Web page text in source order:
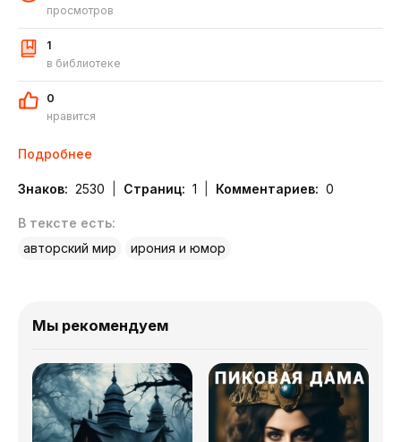
просмотров
1
в библиотеке
0
нравится
Подробнее
Знаков: 2530 Страниц: 1 Комментариев: 0
В тексте есть:
авторский мир
ирония и юмор
Мы рекомендуем